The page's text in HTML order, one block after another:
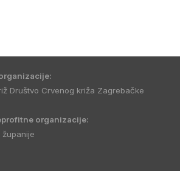
Društvo Crvenog križa Zagrebačke
organizacije: